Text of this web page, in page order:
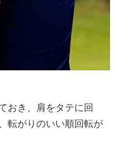
おき、肩をタテに回
転がりのいい順回転が